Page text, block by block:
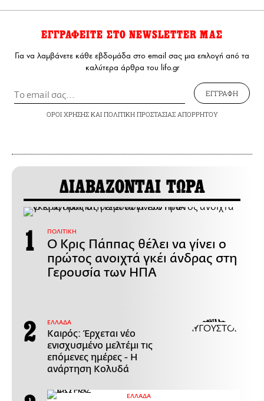
ΕΓΓΡΑΦΕΙΤΕ ΣΤΟ NEWSLETTER ΜΑΣ
Για να λαμβάνετε κάθε εβδομάδα στο email σας μια επιλογή από τα
καλύτερα άρθρα του lifo.gr
ΕΓΓΡΑΦΗ
ΟΡΟΙ ΧΡΗΣΗΣΚΑΙ ΠΟΛΙΤΙΚΗ ΠΡΟΣΤΑΣΙΑΣ ΑΠΟΡΡΗΤΟΥ
ΔΙΑΒΑΖΟΝΤΑΙ ΤΩΡΑ
ΠΟΛΙΤΙΚΗ
Ο Κρις Πάππας θέλει να γίνει ο
πρώτος ανοιχτά γκέι άνδρας στη
Γερουσία των ΗΠΑ
ΕΛΛΑΔΑ
Καιρός: Έρχεται νέο
ενισχυσμένο μελτέμι τις
επόμενες ημέρες - Η
ανάρτηση Κολυδά
ΕΛΛΑΔΑ